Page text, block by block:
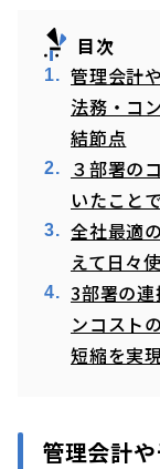
目次
管理会計
法務・コ
結節点
３部署の
いたこと
全社最適
えて日々
3部署の
ンコスト
短縮を実現
管理会計